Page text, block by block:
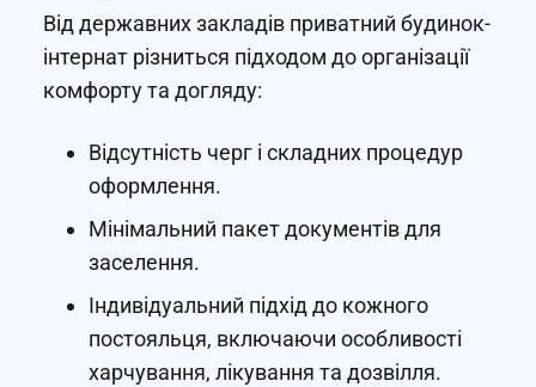
Від державних закладів приватний будинок-
інтернат різниться підходом до організації
комфорту та догляду:
Відсутність черг і складних процедур
оформлення.
Мінімальний пакет документів для
заселення.
Індивідуальний підхід до кожного
постояльця, включаючи особливості
харчування, лікування та дозвілля.